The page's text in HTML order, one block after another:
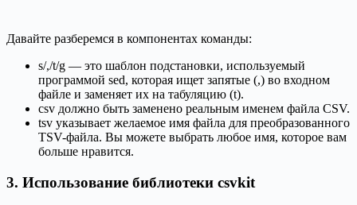
Давайте разберемся в компонентах команды:
s/,/t/g — это шаблон подстановки, используемый
программой sed, которая ищет запятые (,) во входном
файле и заменяет их на табуляцию (t).
csv должно быть заменено реальным именем файла CSV.
tsv указывает желаемое имя файла для преобразованного
TSV-файла. Вы можете выбрать любое имя, которое вам
больше нравится.
3. Использование библиотеки csvkit